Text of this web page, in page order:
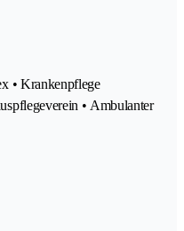
• Krankenpflege
• Ambulanter